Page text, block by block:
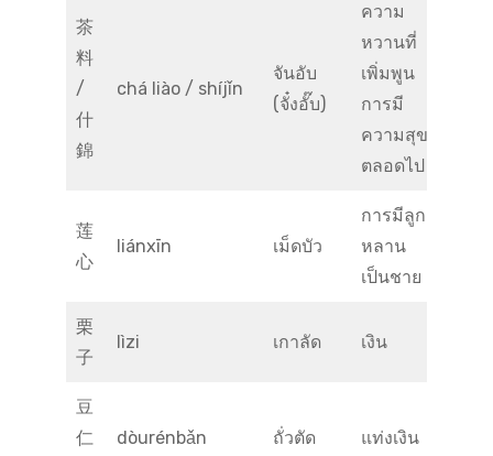
茶
料
/
什
錦
chá liào / shíjǐn
จันอับ
(จั๋งอั๊บ)
ความ
หวานที่
เพิ่มพูน
การมี
ความสุข
ตลอดไป
莲
心
liánxīn เม็ดบัว
การมีลูก
หลาน
เป็นชาย
栗
子
lìzi เกาลัด เงิน
豆
仁
dòurénbǎn ถั่วตัด แท่งเงิน